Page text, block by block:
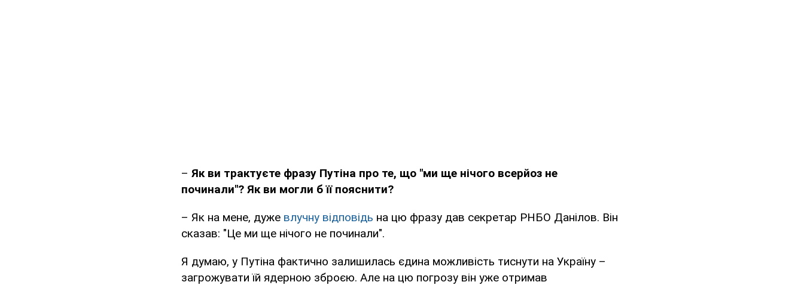
– Як ви трактуєте фразу Путіна про те, що "ми ще нічого всерйоз не
починали"? Як ви могли б її пояснити?
– Як на мене, дуже влучну відповідь на цю фразу дав секретар РНБО Данілов. Він
сказав: "Це ми ще нічого не починали".
Я думаю, у Путіна фактично залишилась єдина можливість тиснути на Україну –
загрожувати їй ядерною зброєю. Але на цю погрозу він уже отримав